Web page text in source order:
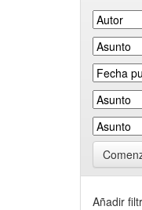
Añadir